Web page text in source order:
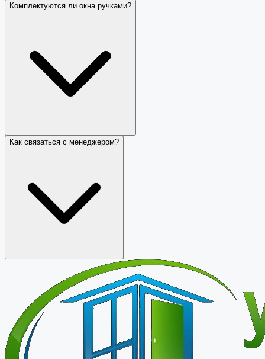
Комплектуются ли окна ручками?
Как связаться с менеджером?